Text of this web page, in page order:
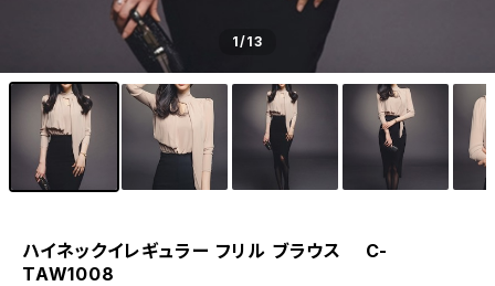
1/13
ハイネックイレギュラー フリル ブラウス C-
TAW1008